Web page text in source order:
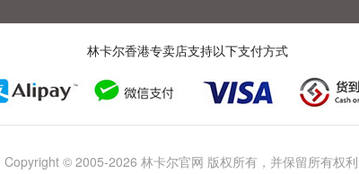
林卡尔香港专卖店支持以下支付方式
Copyright © 2005-2026 林卡尔官网 版权所有，并保留所有权利